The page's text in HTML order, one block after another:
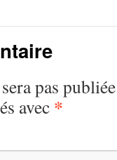
pas
avec *